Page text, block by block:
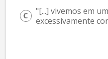
"[...] vivemos em
excessivamente